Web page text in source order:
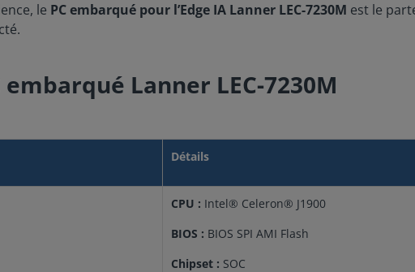
le PC embarqué pour l’Edge IA Lanner LEC-7230M est le
Lanner LEC-7230M
Détails
CPU : Intel® Celeron® J1900
BIOS : BIOS SPI AMI Flash
Chipset : SOC